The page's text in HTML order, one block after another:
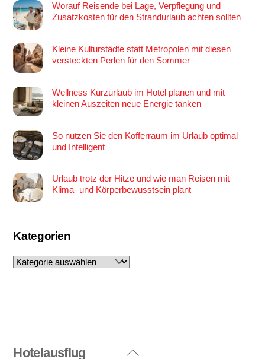
Worauf Reisende bei Lage, Verpflegung und
Zusatzkosten für den Strandurlaub achten sollten
Kleine Kulturstädte statt Metropolen mit diesen
versteckten Perlen für den Sommer
Wellness Kurzurlaub im Hotel planen und mit
kleinen Auszeiten neue Energie tanken
So nutzen Sie den Kofferraum im Urlaub optimal
und Intelligent
Urlaub trotz der Hitze und wie man Reisen mit
Klima- und Körperbewusstsein plant
Kategorien
Kategorien
Back
Hotelausflug